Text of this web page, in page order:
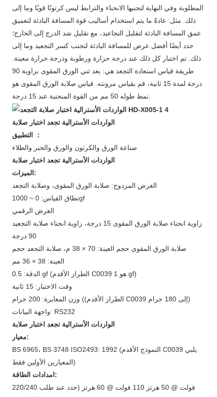
المطلوبة وفي النهاية لتجنبها الانحناء والترابط ليس كرتونًا قويًا وما إلى
ذلك. مثل: عادةً ما يتم استخدام أساليب قوة المسافة البادئة لتعميق
عمق المسافة البادئة لتقليل التجاعيد، مع تقليل شد الدرج إلى الخارج؛
حدد أيضًا أفضل عرض للمسافة البادئة لتجنب كسر التجعيد وما إلى
ذلك. تم اختبار كل ذلك عند درجة حرارة ورطوبة ودرجة حرارة معينة.
طريقة قياس استعادة التجعد هي: بعد ثني الورق المقوى بزاوية 90
درجة لمدة 15 ثانية، قم بقياس مرونته. قياس صلابة الورق المقوى هو
نمط طوله 50 مم من القوة المنحنية عند 15 درجة.
الواردات الأسترالية تجعد اختبار صلابة
：
صناعة الورق والكرتون والورق والحبر والطلاء
الواردات الأسترالية تجعد اختبار صلابة
الميزات:
الغرض المزدوج: صلابة الورق المقوى، وصلابة التجعد
نطاق القياس: 0 ~ 1000gf
العرض الرقمي
زاوية انحناء صلابة الورق المقوى 15 درجة، زاوية انحناء صلابة التجعيد
90 درجة
صلابة الورق المقوى حجم العينة: 70 × 38 م، صلابة التجعد حجم
العينة: 38 × 36 مم
الدقة: 0.5 gf (الطراز الأقدم C0039 هو 1 gf)
وقت الاختبار: 15 ثانية
وزن المعايرة: 200 جرام ((الطراز الأقدم C0039 إلى 180 جرام)
واجهة البيانات: RS232
الواردات الأسترالية تجعد اختبار صلابة
معيار:
BS 6965، BS 3748 ISO2493: 1992 (النموذج الأقدم C0039 يلبي
المعيارين الأولين فقط)
امدادات الطاقة:
220/240 فولت @ 50 هرتز 110 فولت @ 60 هرتز (حدد عند طلب